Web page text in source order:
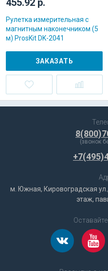
455.92 р.
Рулетка измерительная с
магнитным наконечником (5
м) ProsKit DK-2041
ЗАКАЗАТЬ
(звонок
м. Южная, Кировоградская
этаж,